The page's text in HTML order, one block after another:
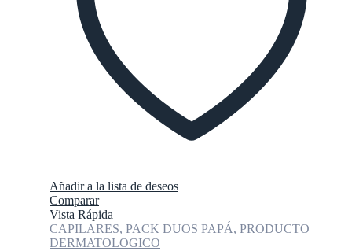
Añadir a la lista de deseos
Comparar
Vista Rápida
CAPILARES, PACK DUOS PAPÁ, PRODUCTO
DERMATOLOGICO